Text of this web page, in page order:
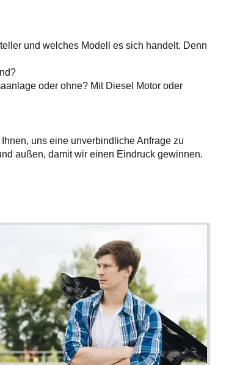
und welches Modell es sich handelt. Denn
oder ohne? Mit Diesel Motor oder
uns eine unverbindliche Anfrage zu
außen, damit wir einen Eindruck gewinnen.